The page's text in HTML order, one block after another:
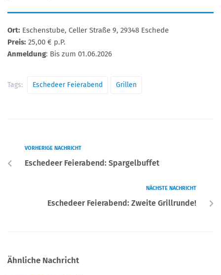
Ort: Eschenstube, Celler Straße 9, 29348 Eschede
Preis: 25,00 € p.P.
Anmeldung: Bis zum 01.06.2026
Tags: Eschedeer Feierabend Grillen
VORHERIGE NACHRICHT
Eschedeer Feierabend: Spargelbuffet
NÄCHSTE NACHRICHT
Eschedeer Feierabend: Zweite Grillrunde!
Ähnliche Nachricht